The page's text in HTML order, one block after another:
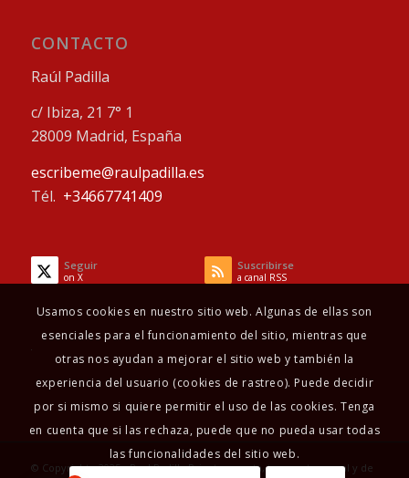
CONTACTO
Raúl Padilla
c/ Ibiza, 21 7° 1
28009 Madrid, España
escribeme@raulpadilla.es
Tél. +34667741409
Seguir
on X
Suscribirse
a canal RSS
© Copyright - 2025 - Raul Padilla Psicoterapeuta, terapeuta sexual y de
Usamos cookies en nuestro sitio web. Algunas de ellas son
esenciales para el funcionamiento del sitio, mientras que
otras nos ayudan a mejorar el sitio web y también la
experiencia del usuario (cookies de rastreo). Puede decidir
por si mismo si quiere permitir el uso de las cookies. Tenga
en cuenta que si las rechaza, puede que no pueda usar todas
las funcionalidades del sitio web.